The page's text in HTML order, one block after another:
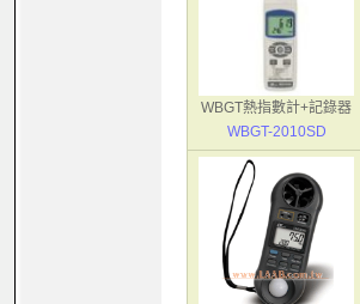
WBGT熱指數計+記錄器
WBGT-2010SD